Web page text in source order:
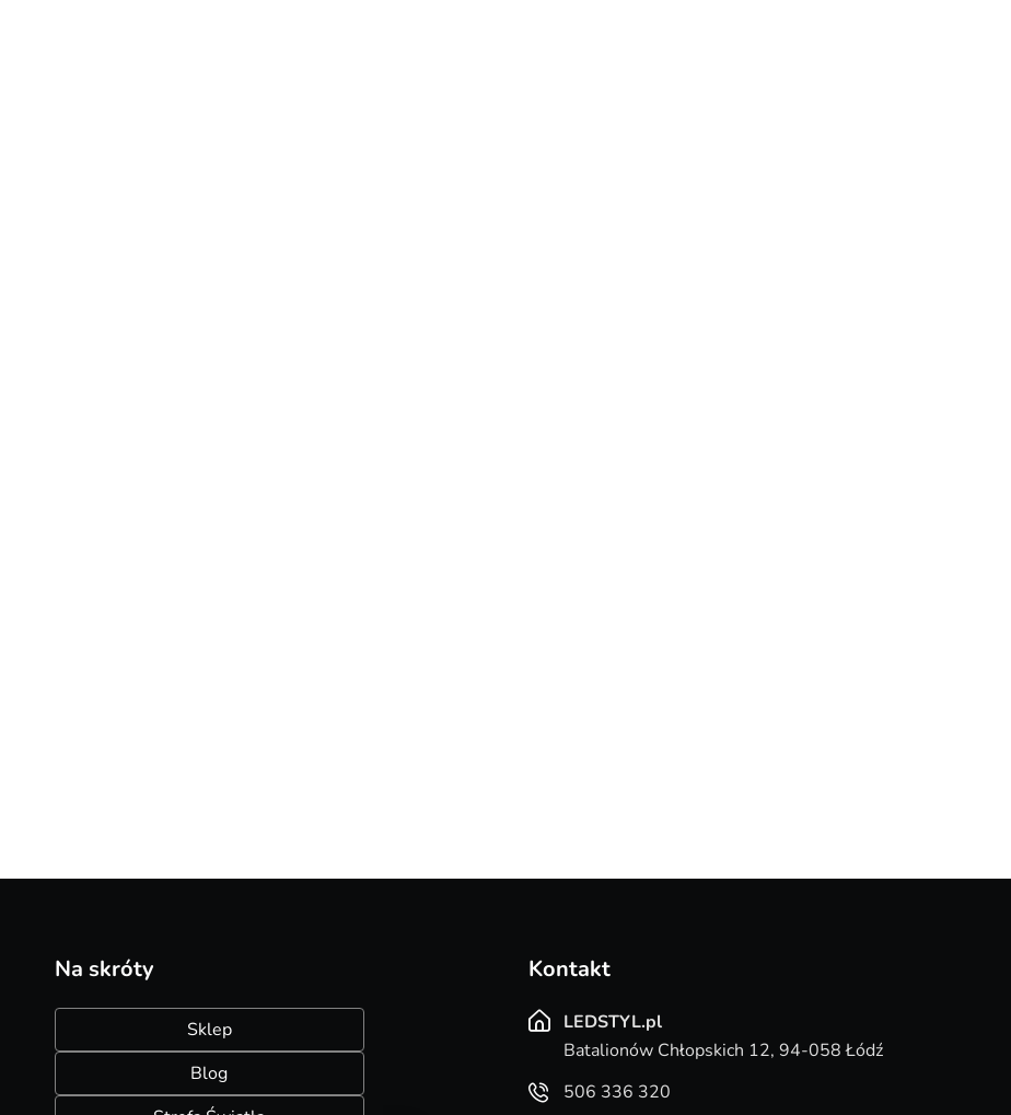
Na skróty
Sklep
Blog
Kontakt
LEDSTYL.pl
Batalionów Chłopskich 12, 94-058 Łódź
506 336 320